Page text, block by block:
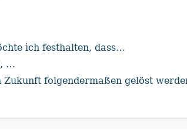
ich festhalten, dass…
…
Zukunft folgendermaßen gelöst